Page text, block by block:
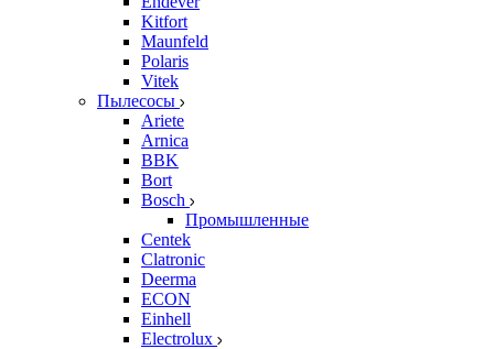
Kitfort
Maunfeld
Polaris
Vitek
Пылесосы
Ariete
Arnica
BBK
Bort
Bosch
Промышленные
Centek
Clatronic
Deerma
ECON
Einhell
Electrolux